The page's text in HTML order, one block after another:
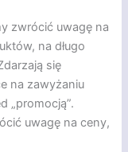
zwrócić uwagę na
na długo
się
na zawyżaniu
„promocją”.
uwagę na ceny,